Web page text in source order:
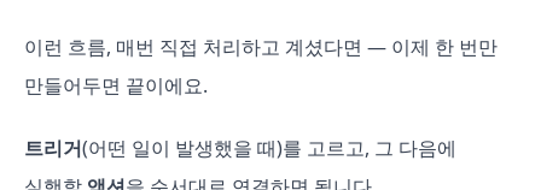
이런 흐름, 매번 직접 처리하고 계셨다면 — 이제 한 번만
만들어두면 끝이에요.
트리거(어떤 일이 발생했을 때)를 고르고, 그 다음에